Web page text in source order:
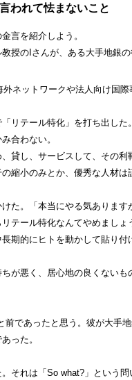
われて怯まないこと
言を紹介しよう。
授のIさんが、ある大手地銀
外ネットワークや法人向け国
リテール特化」を打ち出した
合わない。
貸し、サービスして、その
縮小のみとか、優秀な人材は
た。「本当にやる気あります
テール特化なんてやめましょ
期的にヒトを動かして貼り
が悪く、居心地の良くないも
であったと思う。彼が大手
った。
それは「So what?」という問